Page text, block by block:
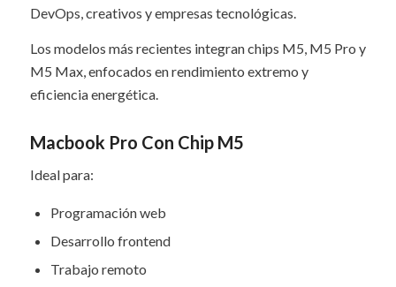
DevOps, creativos y empresas tecnológicas.
Los modelos más recientes integran chips M5, M5 Pro y
M5 Max, enfocados en rendimiento extremo y
eficiencia energética.
Macbook Pro Con Chip M5
Ideal para:
Programación web
Desarrollo frontend
Trabajo remoto